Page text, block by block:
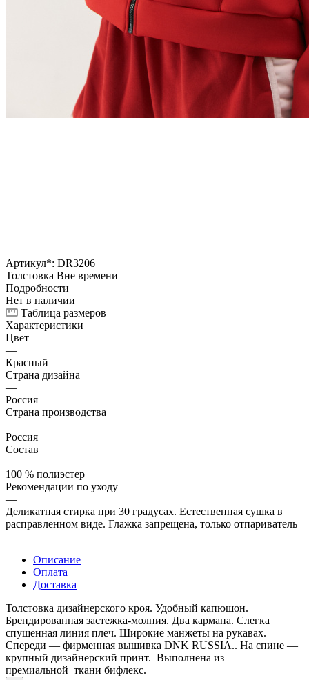
Артикул*: DR3206
Толстовка Вне времени
Подробности
Нет в наличии
Таблица размеров
Характеристики
Цвет
—
Красный
Страна дизайна
—
Россия
Страна производства
—
Россия
Состав
—
100 % полиэстер
Рекомендации по уходу
—
Деликатная стирка при 30 градусах. Естественная сушка в
расправленном виде. Глажка запрещена, только отпариватель
Описание
Оплата
Доставка
Толстовка дизайнерского кроя. Удобный капюшон.
Брендированная застежка-молния. Два кармана. Слегка
спущенная линия плеч. Широкие манжеты на рукавах.
Спереди — фирменная вышивка DNK RUSSIA.. На спине —
крупный дизайнерский принт. Выполнена из
премиальной ткани бифлекс.